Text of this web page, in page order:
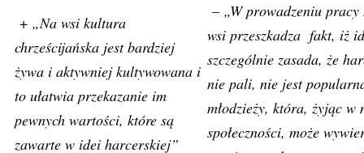
+ „Na wsi kultura
chrześcijańska jest bardziej
żywa i aktywniej kultywowana i
to ułatwia przekazanie im
pewnych wartości, które są
zawarte w idei harcerskiej”
– „W prowadzeniu
wsi przeszkadza fakt, iż
szczególnie zasada, że
nie pali, nie jest
młodzieży, która, żyjąc w
społeczności, może